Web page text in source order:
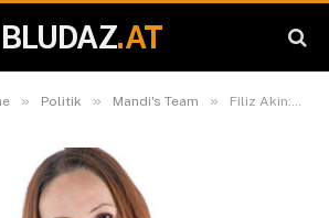
BLUDAZ.AT
» Politik » Mandi's Team » Filiz Akin: Respekt und Toleranz